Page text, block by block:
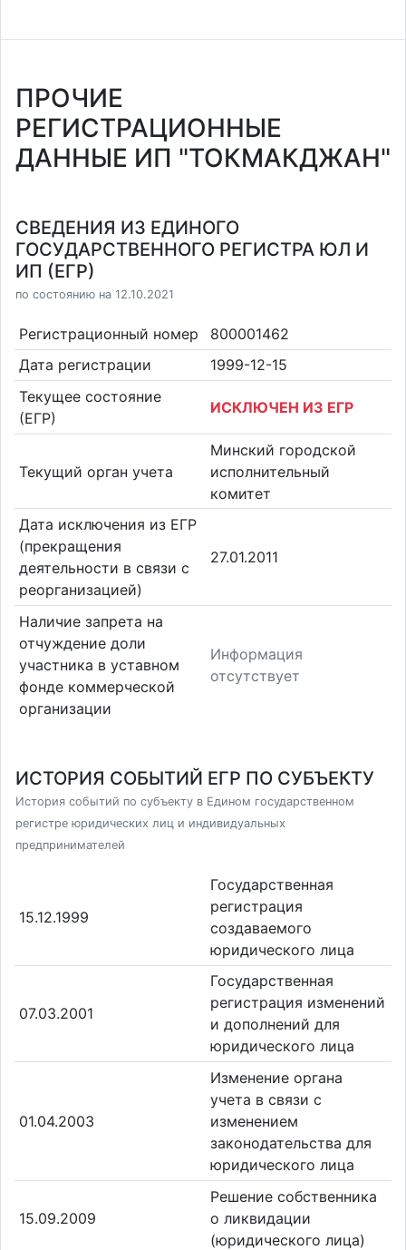
ПРОЧИЕ
РЕГИСТРАЦИОННЫЕ
ДАННЫЕ ИП "ТОКМАКДЖАН"
СВЕДЕНИЯ ИЗ ЕДИНОГО
ГОСУДАРСТВЕННОГО РЕГИСТРА ЮЛ И
ИП (ЕГР)
по состоянию на 12.10.2021
Регистрационный номер
800001462
Дата регистрации
1999-12-15
Текущее состояние
(ЕГР)
ИСКЛЮЧЕН ИЗ ЕГР
Текущий орган учета
Минский городской
исполнительный
комитет
Дата исключения из ЕГР
(прекращения
деятельности в связи с
реорганизацией)
27.01.2011
Наличие запрета на
отчуждение доли
участника в уставном
фонде коммерческой
организации
Информация
отсутствует
ИСТОРИЯ СОБЫТИЙ ЕГР ПО СУБЪЕКТУ
История событий по субъекту в Едином государственном
регистре юридических лиц и индивидуальных
предпринимателей
15.12.1999
Государственная
регистрация
создаваемого
юридического лица
07.03.2001
Государственная
регистрация изменений
и дополнений для
юридического лица
01.04.2003
Изменение органа
учета в связи с
изменением
законодательства для
юридического лица
15.09.2009
Решение собственника
о ликвидации
(юридического лица)